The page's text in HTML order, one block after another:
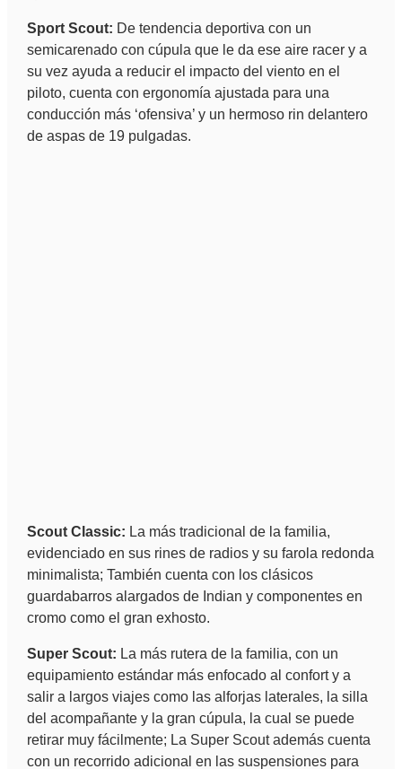
Sport Scout: De tendencia deportiva con un
semicarenado con cúpula que le da ese aire racer y a
su vez ayuda a reducir el impacto del viento en el
piloto, cuenta con ergonomía ajustada para una
conducción más ‘ofensiva’ y un hermoso rin delantero
de aspas de 19 pulgadas.
Scout Classic: La más tradicional de la familia,
evidenciado en sus rines de radios y su farola redonda
minimalista; También cuenta con los clásicos
guardabarros alargados de Indian y componentes en
cromo como el gran exhosto.
Super Scout: La más rutera de la familia, con un
equipamiento estándar más enfocado al confort y a
salir a largos viajes como las alforjas laterales, la silla
del acompañante y la gran cúpula, la cual se puede
retirar muy fácilmente; La Super Scout además cuenta
con un recorrido adicional en las suspensiones para